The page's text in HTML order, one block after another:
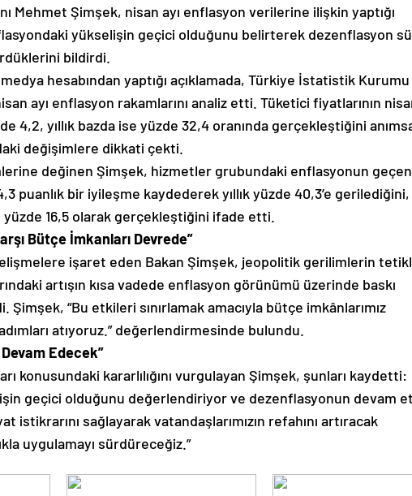
Mehmet Şimşek, nisan ayı enflasyon verilerine ilişkin yaptığı
yükselişin geçici olduğunu belirterek dezenflasyon
bildirdi.
hesabından yaptığı açıklamada, Türkiye İstatistik Kurumu
ayı enflasyon rakamlarını analiz etti. Tüketici fiyatlarının
4,2, yıllık bazda ise yüzde 32,4 oranında gerçekleştiğini
değişimlere dikkati çekti.
değinen Şimşek, hizmetler grubundaki enflasyonun geçen
puanlık bir iyileşme kaydederek yıllık yüzde 40,3’e
yüzde 16,5 olarak gerçekleştiğini ifade etti.
Bütçe İmkanları Devrede”
işaret eden Bakan Şimşek, jeopolitik gerilimlerin
artışın kısa vadede enflasyon görünümü üzerinde baskı
“Bu etkileri sınırlamak amacıyla bütçe imkânlarımız
atıyoruz.” değerlendirmesinde bulundu.
Edecek”
konusundaki kararlılığını vurgulayan Şimşek, şunları kaydetti:
geçici olduğunu değerlendiriyor ve dezenflasyonun devam
istikrarını sağlayarak vatandaşlarımızın refahını artıracak
uygulamayı sürdüreceğiz.”